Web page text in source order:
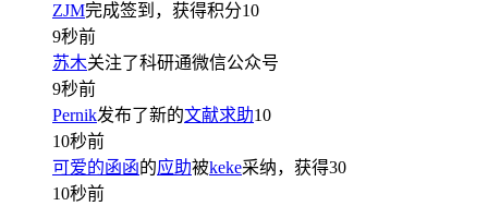
ZJM完成签到，获得积分10
9秒前
苏木关注了科研通微信公众号
9秒前
Pernik发布了新的文献求助10
10秒前
可爱的函函的应助被keke采纳，获得30
10秒前